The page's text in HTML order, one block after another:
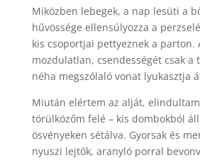
Miközben lebegek, a nap lesüti a
hűvössége ellensúlyozza a
kis csoportjai pettyeznek a parton.
mozdulatlan, csendességét csak a
néha megszólaló vonat lyukasztja
Miután elértem az alját, elindultam
törülközőm felé – kis dombokból
ösvényeken sétálva. Gyorsak és
nyuszi lejtők, aranyló porral